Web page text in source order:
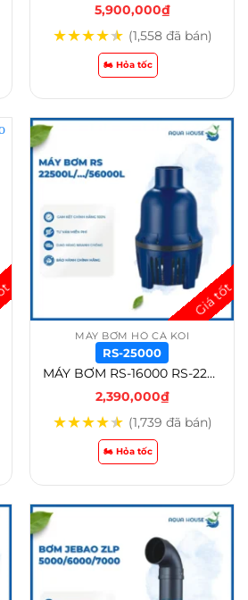
5,900,000₫
★★★★★ (1,558 đã bán)
🏍️ Hỏa tốc
MÁY BƠM HỒ CÁ KOI
RS-25000
MÁY BƠM RS-16000 RS-22500L | RS-25000L | RS-36000L | RS-40000L | RS-46000L | RS-56000L TẠT ĐỨNG CẤP NƯỚC CHO BỘ LỌC AO HỒ CÁ – RS-25000
2,390,000₫
★★★★★ (1,739 đã bán)
🏍️ Hỏa tốc